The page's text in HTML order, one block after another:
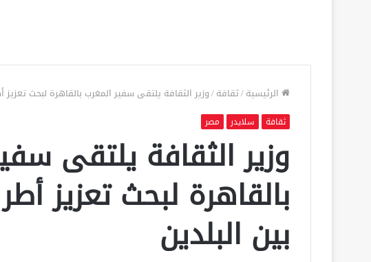
الرئيسية/ثقافة/وزير الثقافة يلتقى سفير المغرب بالقاهرة لبحث تعزيز
ثقافة سلايدر مصر
وزير الثقافة يلتقى
بالقاهرة لبحث تعزيز
بين البلدين